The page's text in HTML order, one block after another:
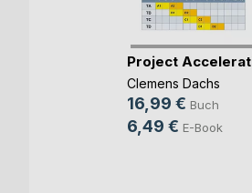
Project
Clemens Dachs
16,99 € Buch
6,49 € E-Book